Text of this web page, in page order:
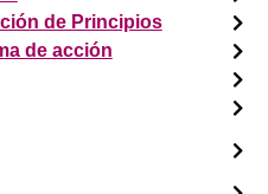
de Principios
de acción